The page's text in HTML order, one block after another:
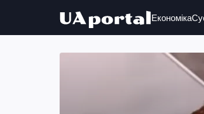
Економіка